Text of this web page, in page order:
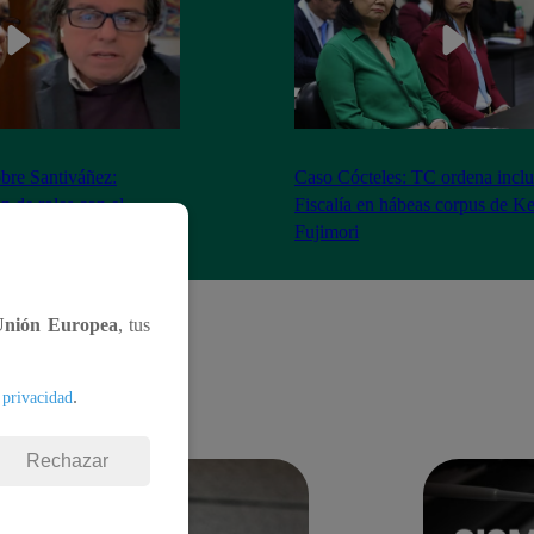
Santiváñez:
de roles con el
Caso Cócteles: TC ordena
Fiscalía en hábeas corpus de
Fujimori
Europea, tus
.
Rechazar